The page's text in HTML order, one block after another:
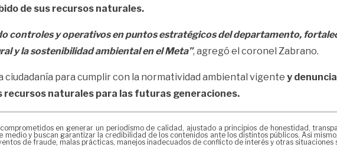
de sus recursos naturales.
controles y operativos en puntos estratégicos del departamento,
y la sostenibilidad ambiental en el Meta”, agregó el coronel Zabrano.
ciudadanía para cumplir con la normatividad ambiental vigente y
recursos naturales para las futuras generaciones.
comprometidos en generar un periodismo de calidad, ajustado a principios de honestidad,
medio y buscan garantizar la credibilidad de los contenidos ante los distintos públicos. Así
de fraude, malas prácticas, manejos inadecuados de conflicto de interés y otras